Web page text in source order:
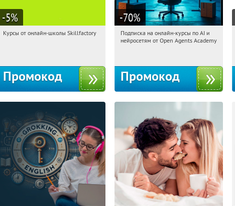
-5%
21:52:20
Получи первым!
Курсы от онлайн-школы Skillfactory
Промокод
-70%
21:52:20 Получили:
Подписка на онлайн-курсы по AI и
нейросетям от Open Agents Academy
Промокод